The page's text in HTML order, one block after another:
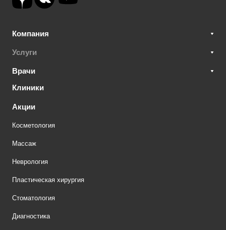
Компания
Услуги
Врачи
Клиники
Акции
Косметология
Массаж
Неврология
Пластическая хирургия
Стоматология
Диагностика